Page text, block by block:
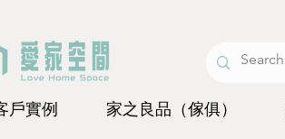
戶實例 家之良品（傢俱）